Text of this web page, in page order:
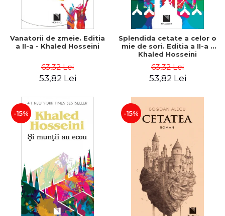
Vanatorii de zmeie. Editia
a II-a - Khaled Hosseini
63,32 Lei
53,82 Lei
Splendida cetate a celor o
mie de sori. Editia a II-a -
Khaled Hosseini
63,32 Lei
53,82 Lei
-15% -15%